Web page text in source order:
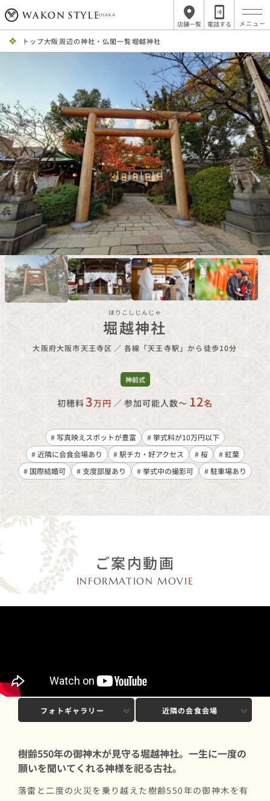
OSAKA
店舗一覧 電話する
トップ大阪周辺の神社・仏閣一覧堀越神社
ほりこしじんじゃ
堀越神社
大阪府大阪市天王寺区 ／ 各線「天王寺駅」から徒歩10分
神前式
初穂料3万円 ／ 参加可能人数〜 12名
# 写真映えスポットが豊富
# 挙式料が10万円以下
# 近隣に会食会場あり
# 駅チカ・好アクセス # 桜
# 紅葉
# 国際結婚可
# 支度部屋あり # 挙式中の撮影可 # 駐車場あり
ご案内動画
INFORMATION MOVI E
基本情報
フォトギャラリー 近隣の会食会場
樹齢550年の御神木が見守る堀越神社。一生に一度の
願いを聞いてくれる神様を祀る古社。
落雷と二度の火災を乗り越えた樹齢550年の御神木を有